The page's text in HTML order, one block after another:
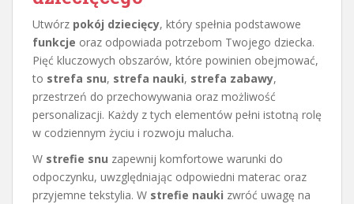
Utwórz pokój dziecięcy, który spełnia podstawowe
funkcje oraz odpowiada potrzebom Twojego dziecka.
Pięć kluczowych obszarów, które powinien obejmować,
to strefa snu, strefa nauki, strefa zabawy,
przestrzeń do przechowywania oraz możliwość
personalizacji. Każdy z tych elementów pełni istotną rolę
w codziennym życiu i rozwoju malucha.
W strefie snu zapewnij komfortowe warunki do
odpoczynku, uwzględniając odpowiedni materac oraz
przyjemne tekstylia. W strefie nauki zwróć uwagę na